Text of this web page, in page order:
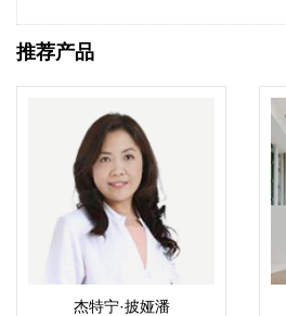
推荐产品
杰特宁·披娅潘